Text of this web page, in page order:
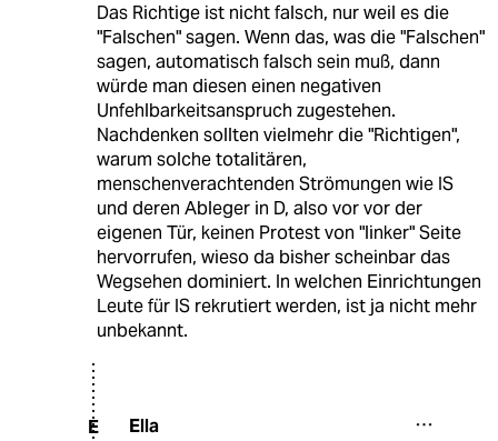
Das Richtige ist nicht falsch, nur weil es die
"Falschen" sagen. Wenn das, was die "Falschen"
sagen, automatisch falsch sein muß, dann
würde man diesen einen negativen
Unfehlbarkeitsanspruch zugestehen.
Nachdenken sollten vielmehr die "Richtigen",
warum solche totalitären,
menschenverachtenden Strömungen wie IS
und deren Ableger in D, also vor vor der
eigenen Tür, keinen Protest von "linker" Seite
hervorrufen, wieso da bisher scheinbar das
Wegsehen dominiert. In welchen Einrichtungen
Leute für IS rekrutiert werden, ist ja nicht mehr
unbekannt.
E Ella